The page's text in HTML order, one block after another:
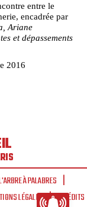
entre le
encadrée par
Ariane
et dépassements
2016
À PALABRES
LÉGALES CRÉDITS